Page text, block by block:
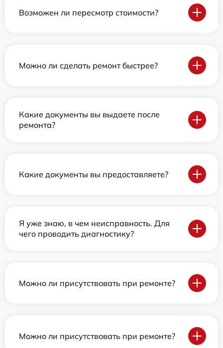
Возможен ли пересмотр стоимости?
Можно ли сделать ремонт быстрее?
Какие документы вы выдаете после
ремонта?
Какие документы вы предоставляете?
Я уже знаю, в чем неисправность. Для
чего проводить диагностику?
Можно ли присутствовать при ремонте?
Можно ли присутствовать при ремонте?